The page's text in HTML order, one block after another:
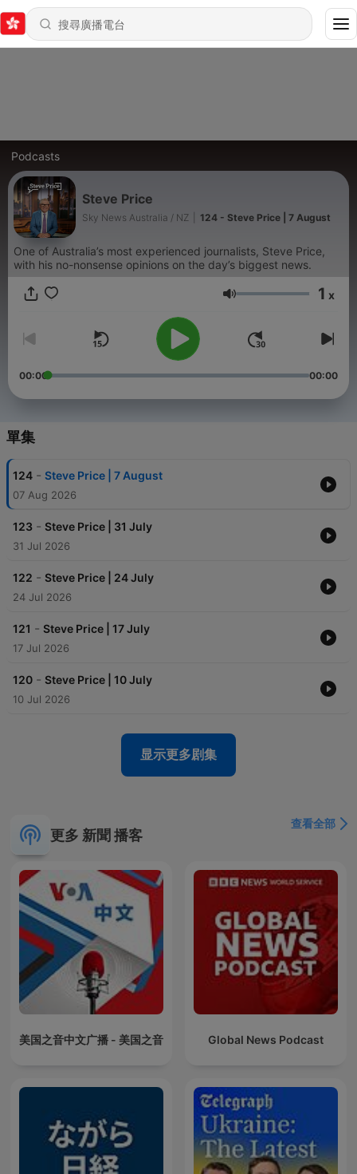
Podcasts
Steve Price
Sky News Australia / NZ 124 - Steve Price | 7 August
One of Australia’s most experienced journalists, Steve Price,
with his no-nonsense opinions on the day’s biggest news.
音量 1 x
00:00 00:00
單集
124 - Steve Price | 7 August
07 Aug 2026
123 - Steve Price | 31 July
31 Jul 2026
122 - Steve Price | 24 July
24 Jul 2026
121 - Steve Price | 17 July
17 Jul 2026
120 - Steve Price | 10 July
10 Jul 2026
显示更多剧集
更多 新聞 播客
查看全部
美国之音中文广播 - 美国之音 Global News Podcast